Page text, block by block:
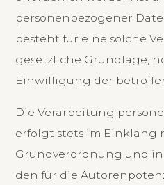
personenbezogener
besteht für eine solche
gesetzliche Grundlage,
Einwilligung der
Die Verarbeitung
erfolgt stets im Einklang
Grundverordnung und
den für die